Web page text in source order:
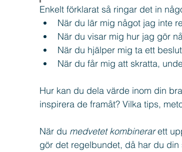
Enkelt förklarat så ringar det in
När du lär mig något jag inte
När du visar mig hur jag gör
När du hjälper mig ta ett
När du får mig att skratta,
Hur kan du dela värde inom din
inspirera de framåt? Vilka tips,
När du medvetet kombinerar ett
gör det regelbundet, då har du din